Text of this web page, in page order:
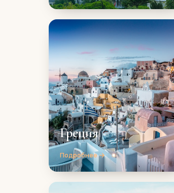
Греция
Подробнее →